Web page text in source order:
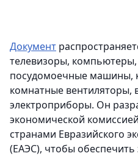
Документ
телевизоры,
посудомоечные машины,
комнатные вентиляторы,
электроприборы. Он
экономической
странами Евразийского
(ЕАЭС), чтобы обеспечить